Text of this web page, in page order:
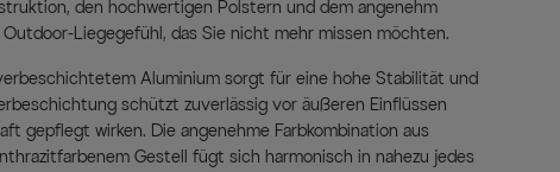
den hochwertigen Polstern und dem angenehm
Liegegefühl, das Sie nicht mehr missen möchten.
Aluminium sorgt für eine hohe Stabilität und
schützt zuverlässig vor äußeren Einflüssen
gepflegt wirken. Die angenehme Farbkombination aus
Gestell fügt sich harmonisch in nahezu jedes